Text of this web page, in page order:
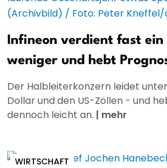
Infineon verdient fast ein
weniger und hebt
Der Halbleiterkonzern leidet
Dollar und den US-Zöllen - und
dennoch leicht an. | mehr
WIRTSCHAFT